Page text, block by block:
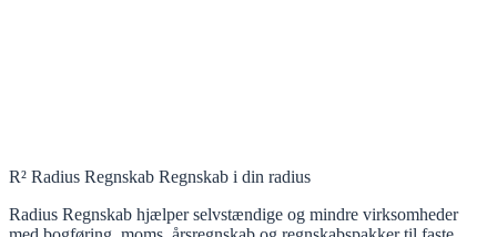
R² Radius Regnskab Regnskab i din radius
Radius Regnskab hjælper selvstændige og mindre virksomheder